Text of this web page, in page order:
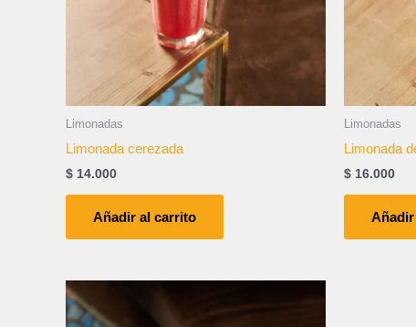
Limonadas
Limonada cerezada
$ 14.000
Añadir al carrito
Limonadas
Limonada
$ 16.000